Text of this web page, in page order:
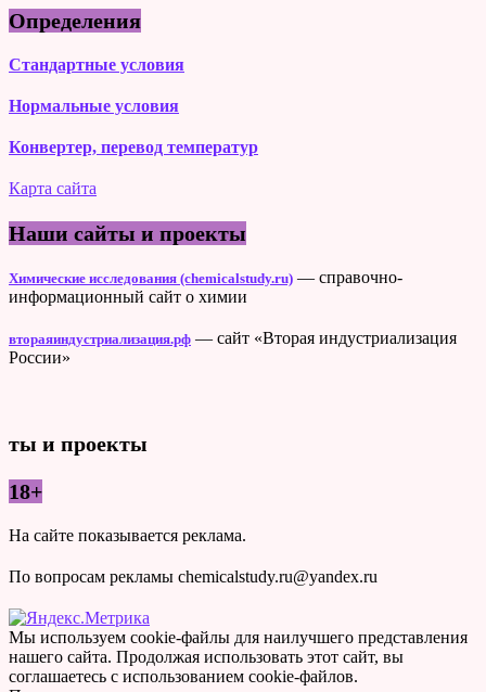
Определения
Стандартные условия
Нормальные условия
Конвертер, перевод температур
Карта сайта
Наши сайты и проекты
Химические исследования (chemicalstudy.ru) — справочно-
информационный сайт о химии
втораяиндустриализация.рф — сайт «Вторая индустриализация
России»
ты и проекты
18+
На сайте показывается реклама.
По вопросам рекламы chemicalstudy.ru@yandex.ru
Мы используем cookie-файлы для наилучшего представления
нашего сайта. Продолжая использовать этот сайт, вы
соглашаетесь с использованием cookie-файлов.